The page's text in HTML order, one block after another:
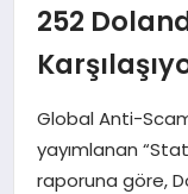
TEKNOLOJI
YAŞAM
252
Global Anti-
yayımlanan
raporuna göre,